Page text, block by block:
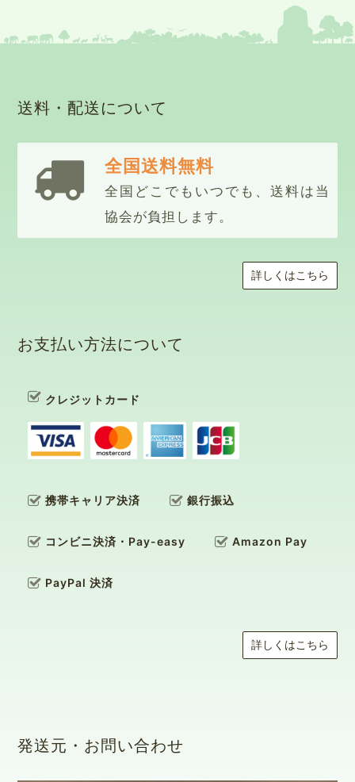
送料・配送について
全国送料無料
全国どこでもいつでも、送料は当
詳しくはこちら
お支払い方法について
クレジットカード
携帯キャリア決済 銀行振込
コンビニ決済・Pay-easy Amazon Pay
PayPal 決済
詳しくはこちら
発送元・お問い合わせ